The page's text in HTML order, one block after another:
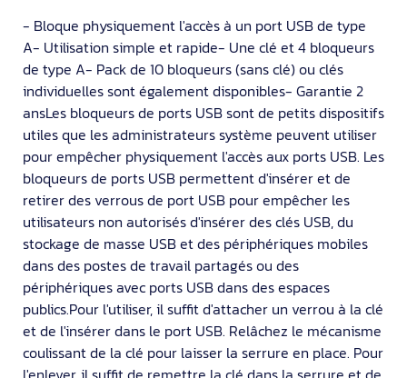
- Bloque physiquement l'accès à un port USB de type
A- Utilisation simple et rapide- Une clé et 4 bloqueurs
de type A- Pack de 10 bloqueurs (sans clé) ou clés
individuelles sont également disponibles- Garantie 2
ansLes bloqueurs de ports USB sont de petits dispositifs
utiles que les administrateurs système peuvent utiliser
pour empêcher physiquement l'accès aux ports USB. Les
bloqueurs de ports USB permettent d'insérer et de
retirer des verrous de port USB pour empêcher les
utilisateurs non autorisés d'insérer des clés USB, du
stockage de masse USB et des périphériques mobiles
dans des postes de travail partagés ou des
périphériques avec ports USB dans des espaces
publics.Pour l'utiliser, il suffit d'attacher un verrou à la clé
et de l'insérer dans le port USB. Relâchez le mécanisme
coulissant de la clé pour laisser la serrure en place. Pour